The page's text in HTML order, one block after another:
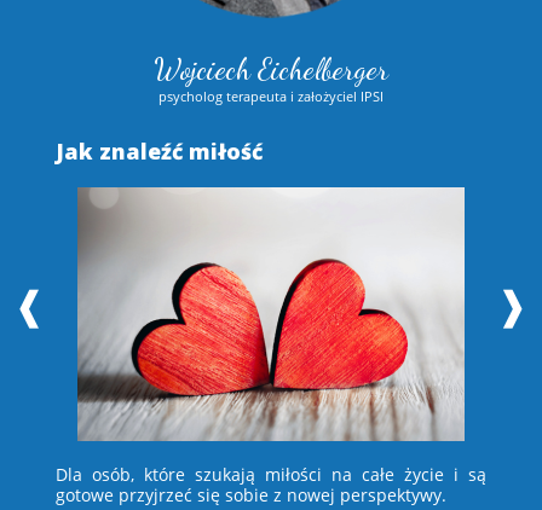
Wojciech Eichelberger
psycholog terapeuta i założyciel IPSI
Jak znaleźć miłość
Dla osób, które szukają miłości na całe życie i są
gotowe przyjrzeć się sobie z nowej perspektywy.
❰ ❱